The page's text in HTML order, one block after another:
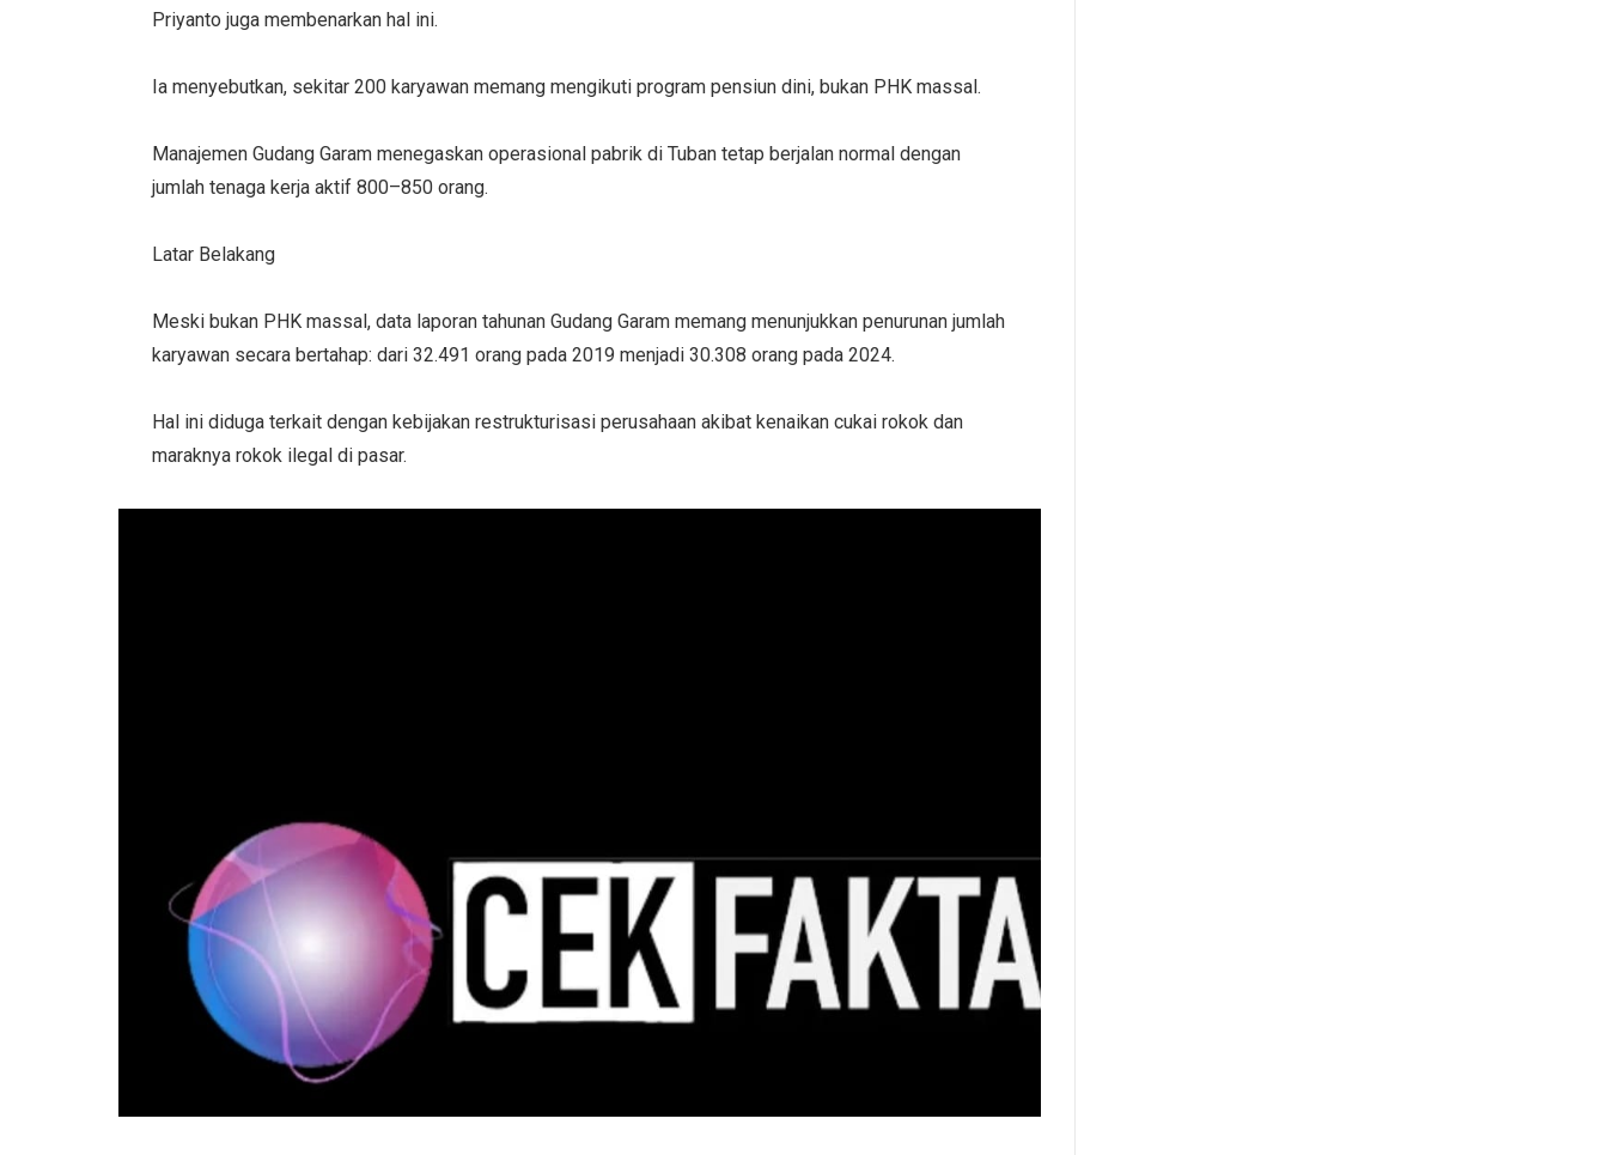
Priyanto juga membenarkan hal ini.
Ia menyebutkan, sekitar 200 karyawan memang mengikuti program pensiun dini, bukan PHK massal.
Manajemen Gudang Garam menegaskan operasional pabrik di Tuban tetap berjalan normal dengan
jumlah tenaga kerja aktif 800–850 orang.
Latar Belakang
Meski bukan PHK massal, data laporan tahunan Gudang Garam memang menunjukkan penurunan jumlah
karyawan secara bertahap: dari 32.491 orang pada 2019 menjadi 30.308 orang pada 2024.
Hal ini diduga terkait dengan kebijakan restrukturisasi perusahaan akibat kenaikan cukai rokok dan
maraknya rokok ilegal di pasar.